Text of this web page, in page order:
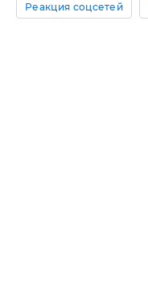
Реакция соцсетей